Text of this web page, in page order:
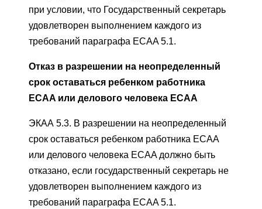
при условии, что Государственный секретарь
удовлетворен выполнением каждого из
требований параграфа ECAA 5.1.
Отказ в разрешении на неопределенный
срок оставаться ребенком работника
ECAA или делового человека ECAA
ЭКАА 5.3. В разрешении на неопределенный
срок оставаться ребенком работника ECAA
или делового человека ECAA должно быть
отказано, если государственный секретарь не
удовлетворен выполнением каждого из
требований параграфа ECAA 5.1.